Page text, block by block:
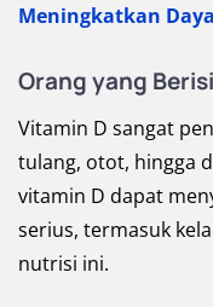
Meningkatkan
Orang yang
Vitamin D sangat
tulang, otot, hingga
vitamin D dapat
serius, termasuk
nutrisi ini.